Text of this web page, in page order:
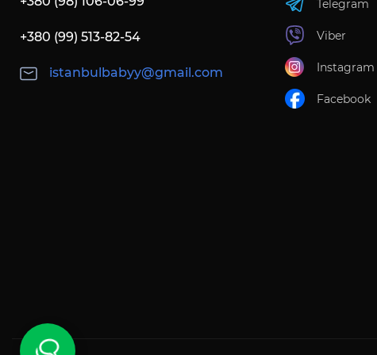
+380 (99) 513-82-54
istanbulbabyy@gmail.com
Telegram
Viber
Instagram
Facebook